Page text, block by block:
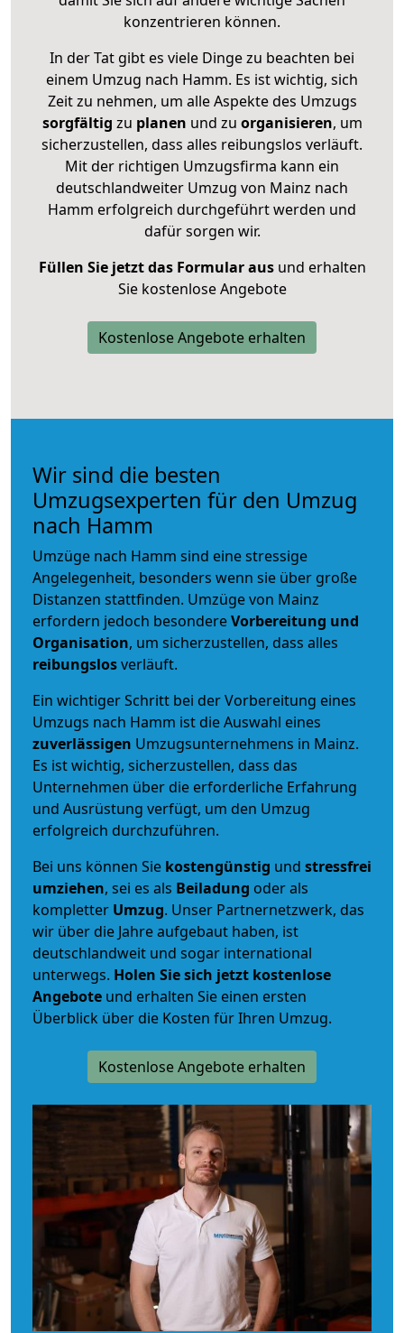
konzentrieren können.
In der Tat gibt es viele Dinge zu beachten bei
einem Umzug nach Hamm. Es ist wichtig, sich
Zeit zu nehmen, um alle Aspekte des Umzugs
sorgfältig zu planen und zu organisieren, um
sicherzustellen, dass alles reibungslos verläuft.
Mit der richtigen Umzugsfirma kann ein
deutschlandweiter Umzug von Mainz nach
Hamm erfolgreich durchgeführt werden und
dafür sorgen wir.
Füllen Sie jetzt das Formular ausund erhalten
Sie kostenlose Angebote
Kostenlose Angebote erhalten
Wir sind die besten
Umzugsexperten für den Umzug
nach Hamm
Umzüge nach Hamm sind eine stressige
Angelegenheit, besonders wenn sie über große
Distanzen stattfinden. Umzüge von Mainz
erfordern jedoch besondereVorbereitung und
Organisation, um sicherzustellen, dass alles
reibungslosverläuft.
Ein wichtiger Schritt bei der Vorbereitung eines
Umzugs nach Hamm ist die Auswahl eines
zuverlässigen Umzugsunternehmens in Mainz.
Es ist wichtig, sicherzustellen, dass das
Unternehmen über die erforderliche Erfahrung
und Ausrüstung verfügt, um den Umzug
erfolgreich durchzuführen.
Bei uns können Sie kostengünstig und stressfrei
umziehen, sei es als Beiladung oder als
kompletter Umzug. Unser Partnernetzwerk, das
wir über die Jahre aufgebaut haben, ist
deutschlandweit und sogar international
unterwegs. Holen Sie sich jetzt kostenlose
Angebote und erhalten Sie einen ersten
Überblick über die Kosten für Ihren Umzug.
Kostenlose Angebote erhalten